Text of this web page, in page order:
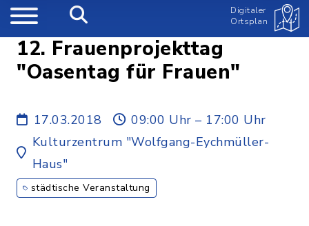
Digitaler
Ortsplan
12. Frauenprojekttag
"Oasentag für Frauen"
17.03.2018
09:00 Uhr – 17:00 Uhr
Kulturzentrum "Wolfgang-Eychmüller-
Haus"
städtische Veranstaltung